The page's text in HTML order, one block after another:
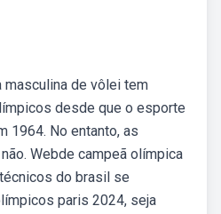
de vôlei tem
desde que o esporte
1964. No entanto, as
Webde campeã olímpica
do brasil se
paris 2024, seja